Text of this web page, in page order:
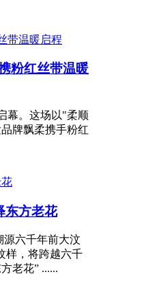
粉红丝带温暖
幕。这场以"柔顺
牌飘柔携手粉红
东方老花
源六千年前大汶
样，将跨越六千
老花” ......